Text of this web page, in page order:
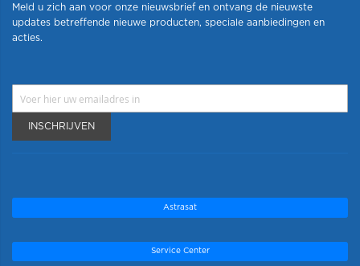
Meld u zich aan voor onze nieuwsbrief en ontvang de nieuwste
updates betreffende nieuwe producten, speciale aanbiedingen en
acties.
INSCHRIJVEN
Astrasat
Service Center